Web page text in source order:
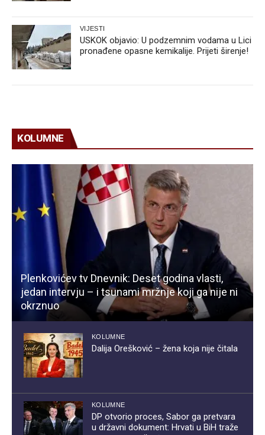
VIJESTI
USKOK objavio: U podzemnim vodama u Lici
pronađene opasne kemikalije. Prijeti širenje!
KOLUMNE
Plenkovićev tv Dnevnik: Deset godina vlasti,
jedan intervju – i tsunami mržnje koji ga nije ni
okrznuo
KOLUMNE
Dalija Orešković – žena koja nije čitala
KOLUMNE
DP otvorio proces, Sabor ga pretvara
u državni dokument: Hrvati u BiH traže